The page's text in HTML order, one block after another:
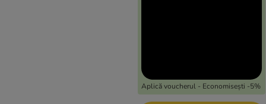
Aplică voucherul - Economisești -5%